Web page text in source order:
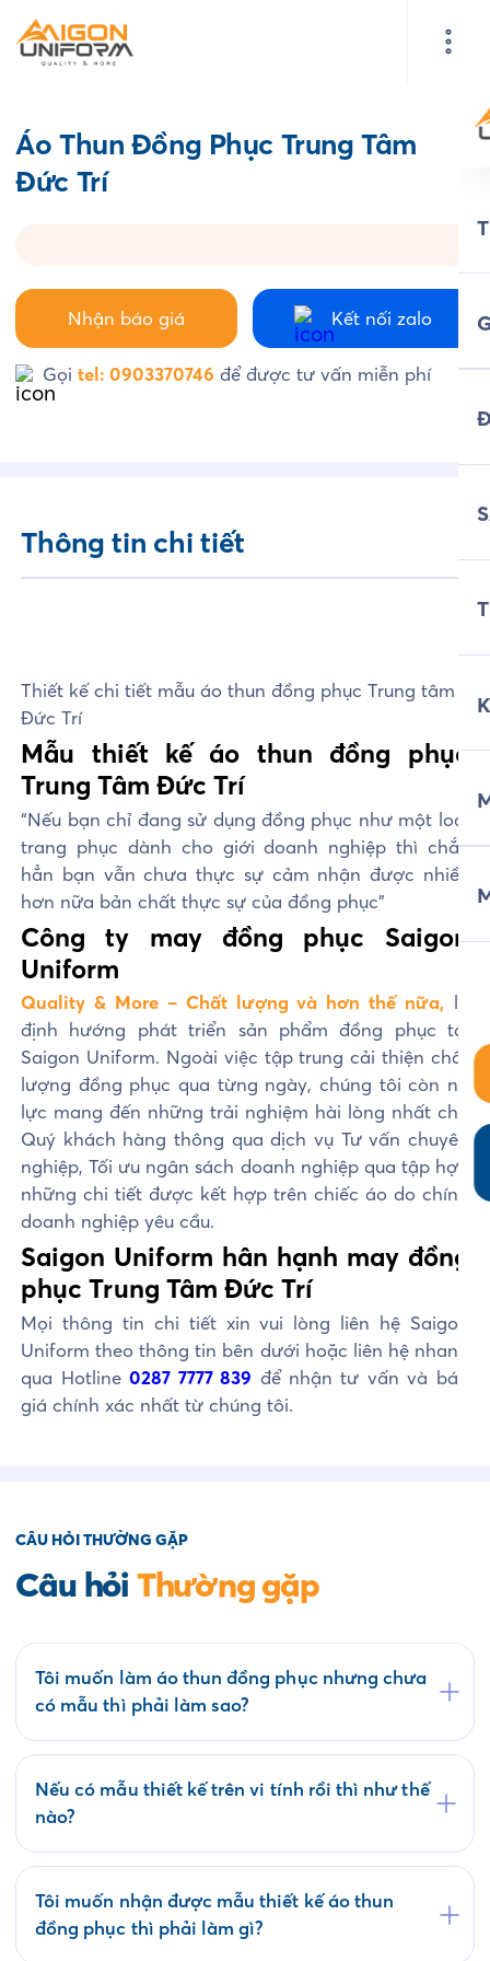
Áo Thun Đồng Phục Trung Tâm
Đức Trí
Nhận báo giá Kết nối zalo
Gọitel: 0903370746 để được tư vấn miễn phí
Thông tin chi tiết
Thiết kế chi tiết mẫu áo thun đồng phục Trung tâm
Đức Trí
Mẫu thiết kế áo thun đồng phục
Trung Tâm Đức Trí
“Nếu bạn chỉ đang sử dụng đồng phục như một loại
trang phục dành cho giới doanh nghiệp thì chắc
hẳn bạn vẫn chưa thực sự cảm nhận được nhiều
hơn nữa bản chất thực sự của đồng phục”
Công ty may đồng phục Saigon
Uniform
Quality & More – Chất lượng và hơn thế nữa,
định hướng phát triển sản phẩm đồng phục tại
Saigon Uniform. Ngoài việc tập trung cải thiện chất
lượng đồng phục qua từng ngày, chúng tôi còn nỗ
lực mang đến những trải nghiệm hài lòng nhất cho
Quý khách hàng thông qua dịch vụ Tư vấn chuyên
nghiệp, Tối ưu ngân sách doanh nghiệp qua tập hợp
những chi tiết được kết hợp trên chiếc áo do chính
doanh nghiệp yêu cầu.
Saigon Uniform hân hạnh may đồng
phục Trung Tâm Đức Trí
Mọi thông tin chi tiết xin vui lòng liên hệ Saigon
Uniform theo thông tin bên dưới hoặc liên hệ nhanh
qua Hotline0287 7777 839 để nhận tư vấn và báo
giá chính xác nhất từ chúng tôi.
CÂU HỎI THƯỜNG GẶP
Câu hỏiThường gặp
Tôi muốn làm áo thun đồng phục nhưng chưa
có mẫu thì phải làm sao?
phục có sẵn tại website saigonuniform.com hoặc
đến trực tiếp văn phòng Saigon Uniform tại địa
chỉ 21/6 Lê Thị Hà, Thới Tam Thôn, Hóc Môn để
Nếu có mẫu thiết kế trên vi tính rồi thì như thế
nào?
mẫu của Quý khách có phù hợp về kỹ thuật in áo
thun đồng phục không? Nếu duyệt mẫu chúng tôi
sẽ tiến hành ký kết hợp đồng và sản xuất hàng
Tôi muốn nhận được mẫu thiết kế áo thun
đồng phục thì phải làm gì?